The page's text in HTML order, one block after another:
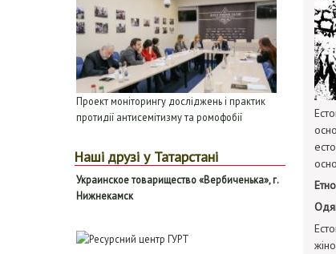
Проект моніторингу досліджень і практик
протидії антисемітизму та ромофобії
Наші друзі у Татарстані
Украинское товарищество «Вербиченька», г.
Нижнекамск